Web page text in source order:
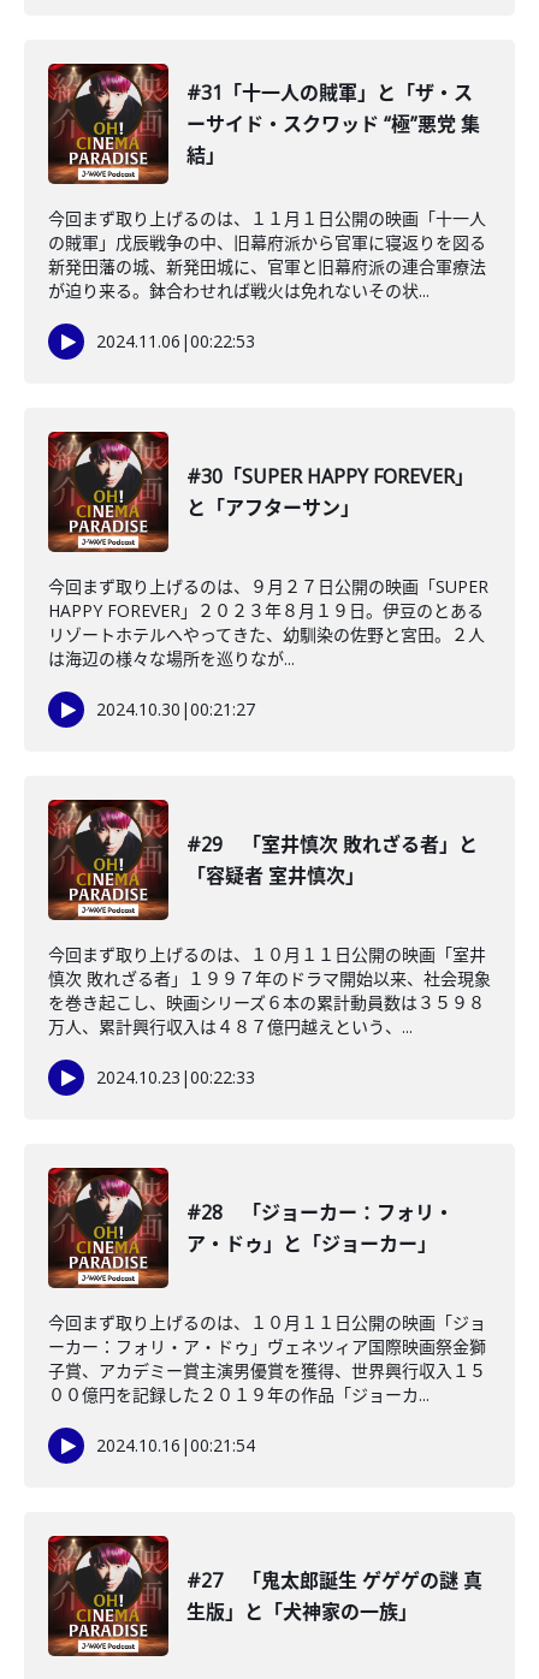
#31「十一人の賊軍」と「ザ・ス
ーサイド・スクワッド “極”悪党 集
結」
今回まず取り上げるのは、１１月１日公開の映画「十一人
の賊軍」戊辰戦争の中、旧幕府派から官軍に寝返りを図る
新発田藩の城、新発田城に、官軍と旧幕府派の連合軍療法
が迫り来る。鉢合わせれば戦火は免れないその状...
2024.11.06 |00:22:53
#30「SUPER HAPPY FOREVER」
と「アフターサン」
今回まず取り上げるのは、９月２７日公開の映画「SUPER
HAPPY FOREVER」２０２３年８月１９日。伊豆のとある
リゾートホテルへやってきた、幼馴染の佐野と宮田。２人
は海辺の様々な場所を巡りなが...
2024.10.30 |00:21:27
#29 「室井慎次 敗れざる者」と
「容疑者 室井慎次」
今回まず取り上げるのは、１０月１１日公開の映画「室井
慎次 敗れざる者」１９９７年のドラマ開始以来、社会現象
を巻き起こし、映画シリーズ６本の累計動員数は３５９８
万人、累計興行収入は４８７億円越えという、...
2024.10.23 |00:22:33
#28 「ジョーカー：フォリ・
ア・ドゥ」と「ジョーカー」
今回まず取り上げるのは、１０月１１日公開の映画「ジョ
ーカー：フォリ・ア・ドゥ」ヴェネツィア国際映画祭金獅
子賞、アカデミー賞主演男優賞を獲得、世界興行収入１５
００億円を記録した２０１９年の作品「ジョーカ...
2024.10.16 |00:21:54
#27 「鬼太郎誕生 ゲゲゲの謎 真
生版」と「犬神家の一族」